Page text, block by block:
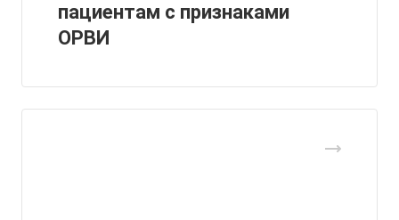
пациентам с признаками
ОРВИ